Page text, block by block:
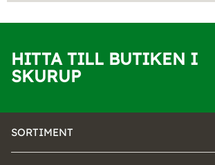
HITTA TILL BUTIKEN I
SKURUP
SORTIMENT